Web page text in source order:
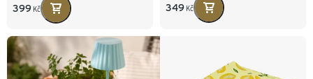
399 Kč 349 Kč